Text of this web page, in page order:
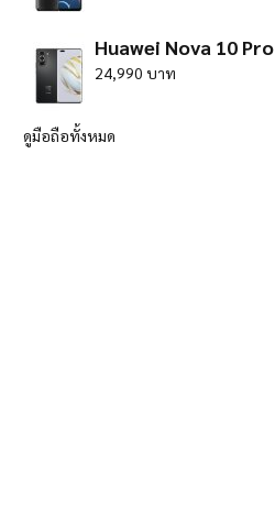
Huawei Nova 10 Pro
24,990 บาท
ดูมือถือทั้งหมด